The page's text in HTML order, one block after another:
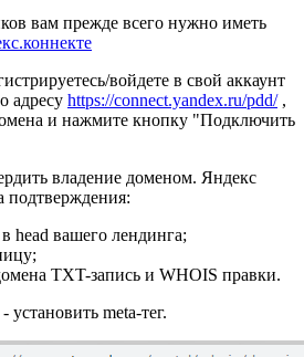
вам прежде всего нужно иметь
войдете в свой аккаунт
адресу https://connect.yandex.ru/pdd/,
и нажмите кнопку "Подключить
владение доменом. Яндекс
подтверждения:
head вашего лендинга;
TXT-запись и WHOIS правки.
meta-тег.